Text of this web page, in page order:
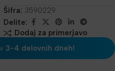
Šifra: 3590229
Delite:
Dodaj za primerjavo
3-4 delovnih dneh!